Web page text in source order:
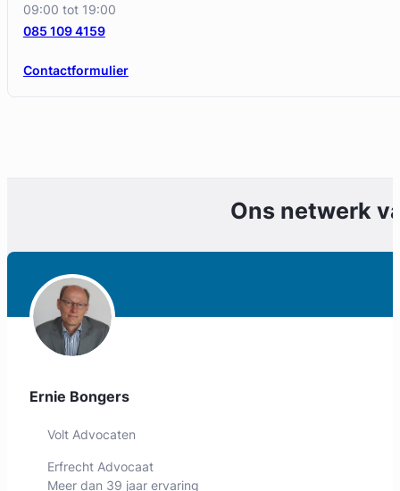
09:00 tot 19:00
Contactformulier
085 109 4159
Ons netwerk